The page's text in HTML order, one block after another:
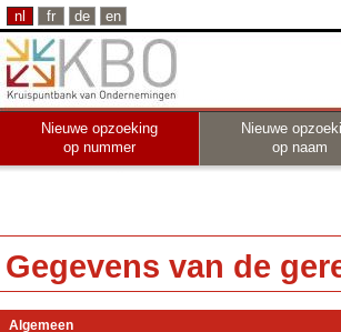
nl fr de en
Nieuwe opzoeking
op nummer
Nieuwe
op naam
Gegevens van de
Algemeen